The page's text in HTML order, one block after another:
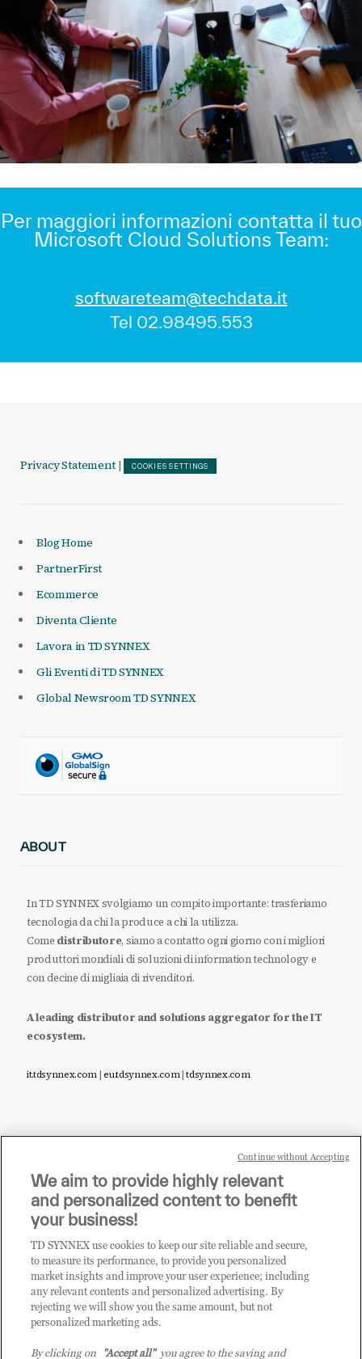
Per maggiori informazioni contatta il tuo
Microsoft Cloud Solutions Team:
softwareteam@techdata.it
Tel 02.98495.553
Privacy Statement | COOKIES SETTINGS
Blog Home
PartnerFirst
Ecommerce
Diventa Cliente
Lavora in TD SYNNEX
Gli Eventi di TD SYNNEX
Global Newsroom TD SYNNEX
ABOUT
In TD SYNNEX svolgiamo un compito importante: trasferiamo
tecnologia da chi la produce a chi la utilizza.
Come distributore, siamo a contatto ogni giorno con i migliori
produttori mondiali di soluzioni di information technology e
con decine di migliaia di rivenditori.
A leading distributor and solutions aggregator for the IT
ecosystem.
it.tdsynnex.com|eu.tdsynnex.com|tdsynnex.com
Sei un rivenditore di tecnologia e desideri acquistare
i prodotti o le soluzioni trattate sul blog?
CLICCA QUI E DIVENTA
CLIENTE TD SYNNEX
We aim to provide highly relevant
and personalized content to benefit
your business!
TD SYNNEX use cookies to keep our site reliable and secure,
to measure its performance, to provide you personalized
market insights and improve your user experience; including
any relevant contents and personalized advertising. By
rejecting we will show you the same amount, but not
personalized marketing ads.
By clicking on "Accept all"you agree to the saving and
Continue without Accepting